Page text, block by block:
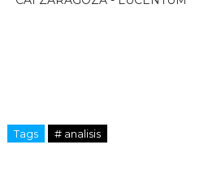
Tags # analisis